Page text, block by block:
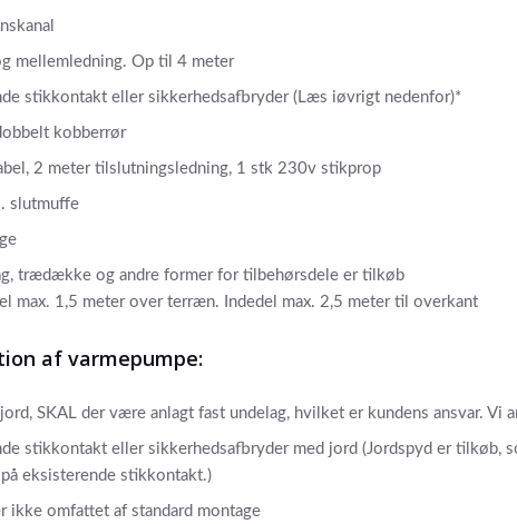
mellemledning. Op til 4 meter
stikkontakt eller sikkerhedsafbryder (Læs iøvrigt nedenfor)*
kobberrør
2 meter tilslutningsledning, 1 stk 230v stikprop
slutmuffe
trædække og andre former for tilbehørsdele er tilkøb
max. 1,5 meter over terræn. Indedel max. 2,5 meter til overkant
af varmepumpe:
SKAL der være anlagt fast undelag, hvilket er kundens ansvar.
stikkontakt eller sikkerhedsafbryder med jord (Jordspyd er tilkøb,
eksisterende stikkontakt.)
omfattet af standard montage